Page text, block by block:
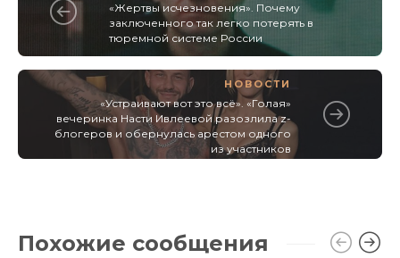
«Жертвы исчезновения». Почему
заключенного так легко потерять в
тюремной системе России
НОВОСТИ
«Устраивают вот это всё». «Голая»
вечеринка Насти Ивлеевой разозлила z-
блогеров и обернулась арестом одного
из участников
Похожие сообщения